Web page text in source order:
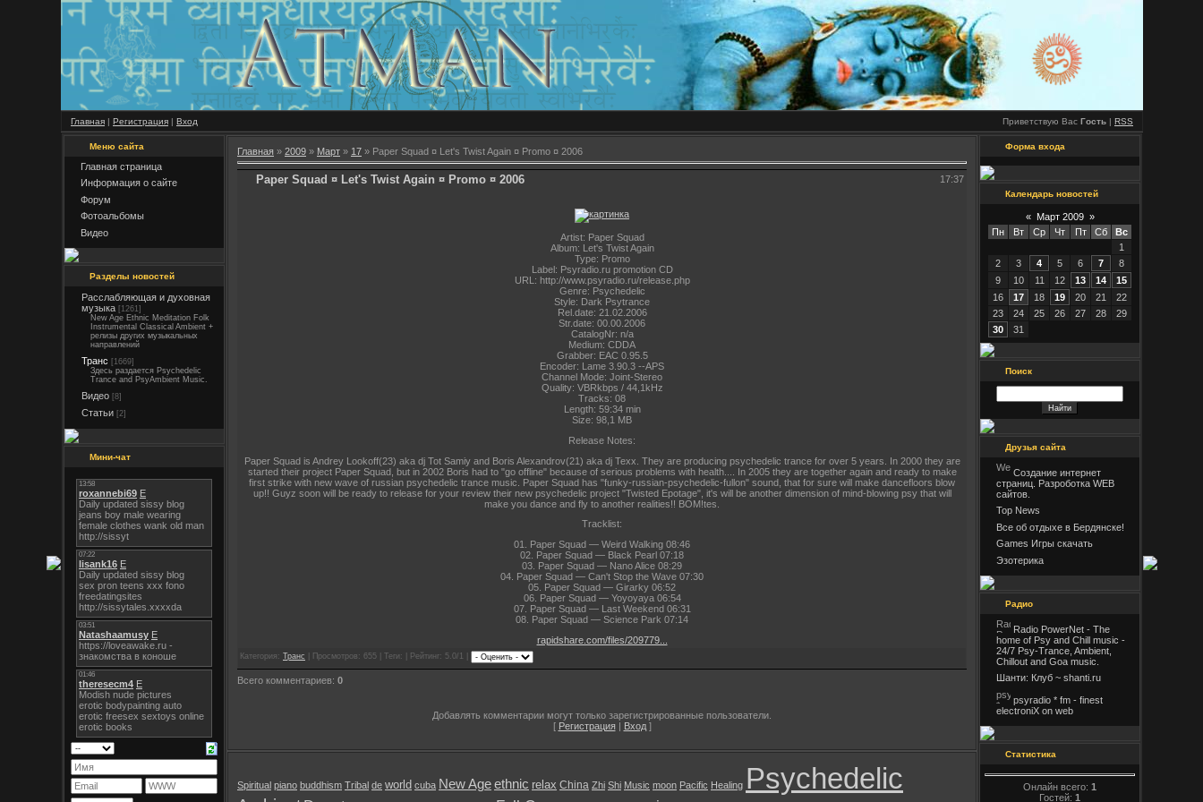
Главная | Регистрация | Вход Приветствую Вас Гость | RSS
Меню сайта
Главная страница
Информация о сайте
Форум
Фотоальбомы
Видео
Разделы новостей
Расслабляющая и духовная
музыка [1261]
New Age Ethnic Meditation Folk
Instrumental Classical Ambient +
релизы других музыкальных
направлений
Транс [1669]
Здесь раздается Psychedelic
Trance and PsyAmbient Music.
Видео [8]
Статьи [2]
Мини-чат
Главная » 2009 » Март » 17 » Paper Squad ¤ Let's Twist Again ¤ Promo ¤ 2006
Paper Squad ¤ Let's Twist Again ¤ Promo ¤ 2006 17:37
Artist: Paper Squad
Album: Let's Twist Again
Type: Promo
Label: Psyradio.ru promotion CD
URL: http://www.psyradio.ru/release.php
Genre: Psychedelic
Style: Dark Psytrance
Rel.date: 21.02.2006
Str.date: 00.00.2006
CatalogNr: n/a
Medium: CDDA
Grabber: EAC 0.95.5
Encoder: Lame 3.90.3 --APS
Channel Mode: Joint-Stereo
Quality: VBRkbps / 44,1kHz
Tracks: 08
Length: 59:34 min
Size: 98,1 MB
Release Notes:
Paper Squad is Andrey Lookoff(23) aka dj Tot Samiy and Boris Alexandrov(21) aka dj Texx. They are producing psychedelic trance for over 5 years. In 2000 they are
started their project Paper Squad, but in 2002 Boris had to "go offline" because of serious problems with health.... In 2005 they are together again and ready to make
first strike with new wave of russian psychedelic trance music. Paper Squad has "funky-russian-psychedelic-fullon" sound, that for sure will make dancefloors blow
up!! Guyz soon will be ready to release for your review their new psychedelic project "Twisted Epotage", it's will be another dimension of mind-blowing psy that will
make you dance and fly to another realities!! BOM!tes.
Tracklist:
01. Paper Squad — Weird Walking 08:46
02. Paper Squad — Black Pearl 07:18
03. Paper Squad — Nano Alice 08:29
04. Paper Squad — Can't Stop the Wave 07:30
05. Paper Squad — Girarky 06:52
06. Paper Squad — Yoyoyaya 06:54
07. Paper Squad — Last Weekend 06:31
08. Paper Squad — Science Park 07:14
rapidshare.com/files/209779...
Категория: Транс | Просмотров: 655 | Теги: | Рейтинг: 5.0/1 |
Всего комментариев: 0
Добавлять комментарии могут только зарегистрированные пользователи.
[ Регистрация| Вход]
Spiritual piano buddhism Tribal de world cuba New Ageethnic relax China Zhi Shi Music moon Pacific Healing Psychedelic
Форма входа
Календарь новостей
« Март 2009 »
Пн
Вт Ср Чт Пт Сб
Вс
1
2
3 4 5 6 7
8
9
10 11 12 13 14
15
16
17 18 19 20 21
22
23
24 25 26 27 28
29
30
31
Поиск
Друзья сайта
Создание интернет
страниц. Разроботка WEB
сайтов.
Top News
Все об отдыхе в Бердянске!
Games Игры скачать
Эзотерика
Радио
Radio PowerNet - The
home of Psy and Chill music -
24/7 Psy-Trance, Ambient,
Chillout and Goa music.
Шанти: Клуб ~ shanti.ru
psyradio * fm - finest
electroniX on web
Статистика
Онлайн всего: 1
Гостей: 1